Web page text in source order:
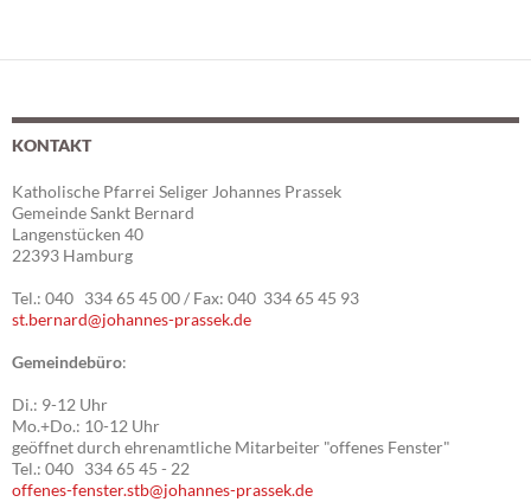
KONTAKT
Katholische Pfarrei Seliger Johannes Prassek
Gemeinde Sankt Bernard
Langenstücken 40
22393 Hamburg
Tel.: 040 334 65 45 00 / Fax: 040 334 65 45 93
st.bernard@johannes-prassek.de
Gemeindebüro:
Di.: 9-12 Uhr
Mo.+Do.: 10-12 Uhr
geöffnet durch ehrenamtliche Mitarbeiter "offenes Fenster"
Tel.: 040 334 65 45 - 22
offenes-fenster.stb@johannes-prassek.de